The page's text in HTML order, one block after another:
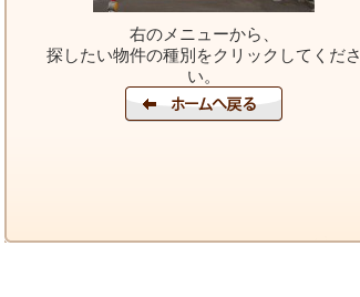
右のメニューから、
探したい物件の種別をクリックしてくださ
い。